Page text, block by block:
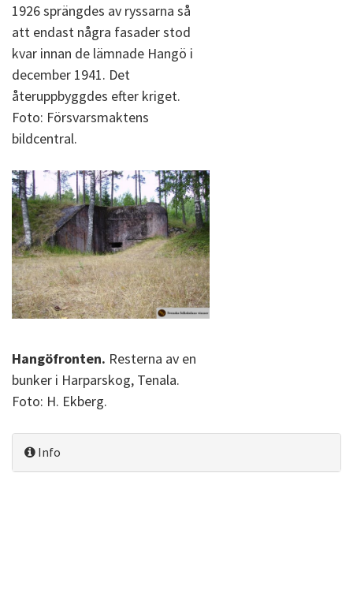
1926 sprängdes av ryssarna så
att endast några fasader stod
kvar innan de lämnade Hangö i
december 1941. Det
återuppbyggdes efter kriget.
Foto: Försvarsmaktens
bildcentral.
Hangöfronten. Resterna av en
bunker i Harparskog, Tenala.
Foto: H. Ekberg.
Info